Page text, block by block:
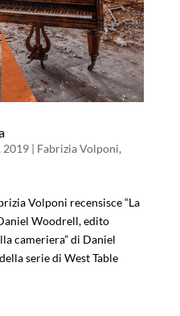
2019| Fabrizia Volponi,
Volponi recensisce “La
Woodrell, edito
cameriera” di Daniel
serie di West Table